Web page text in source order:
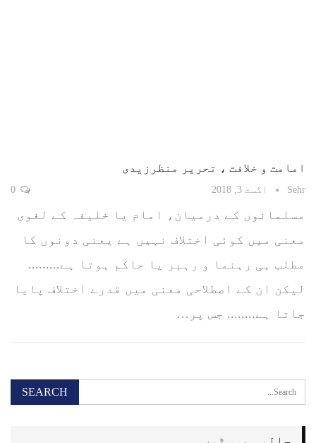
امامت و خلافت ، تحریر منظرزیدی
Sehr اگست 3, 2018
مسلمانوں کے درمیان، امام یا خلیفہ کے لغوی
معنی میں کوئی اختلاف نہیں ہے یعنی دونوں کا
مطلب ہی رہنما و رہبر یا حاکم ہوتا ہے.........
لیکن ان کے اصطلاحی معنی میں قدرے اختلاف پایا
جاتا ہے........ جس پر…